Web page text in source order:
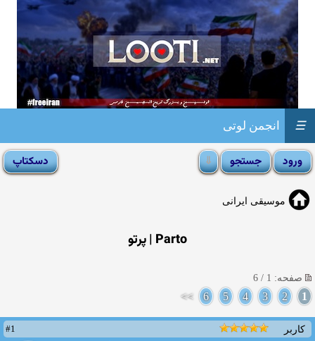
انجمن لوتی ☰
موسیقی ایرانی
Parto | پرتو
صفحه: 1 / 6
1
2
3
4
5
6
>>
کاربر
#1